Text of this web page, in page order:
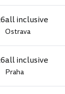
all inclusive
Ostrava
all inclusive
Praha